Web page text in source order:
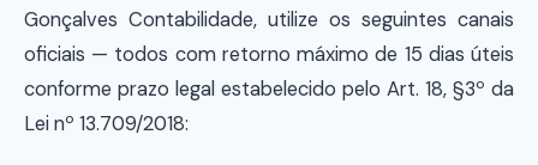
Gonçalves Contabilidade, utilize os seguintes canais
oficiais — todos com retorno máximo de 15 dias úteis
conforme prazo legal estabelecido pelo Art. 18, §3º da
Lei nº 13.709/2018: